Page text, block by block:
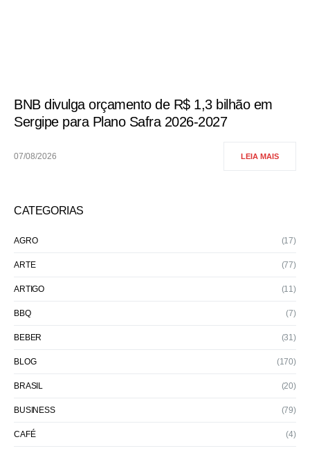
BNB divulga orçamento de R$ 1,3 bilhão em
Sergipe para Plano Safra 2026-2027
07/08/2026 LEIA MAIS
CATEGORIAS
AGRO (17)
ARTE (77)
ARTIGO (11)
BBQ (7)
BEBER (31)
BLOG (170)
BRASIL (20)
BUSINESS (79)
CAFÉ (4)